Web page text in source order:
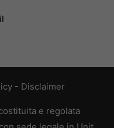
- Disclaimer
e regolata